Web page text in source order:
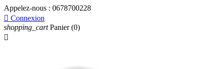
Appelez-nous : 0678700228
 Connexion
shopping_cart Panier (0)
